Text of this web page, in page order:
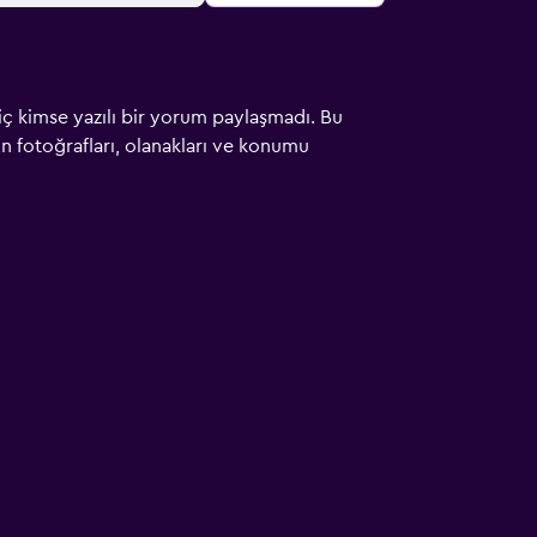
yazılı bir yorum paylaşmadı. Bu
fotoğrafları, olanakları ve konumu